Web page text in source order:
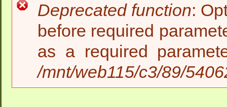
Fehlermeldung
Deprecated function:
before required
as a required
/mnt/web115/c3/89/